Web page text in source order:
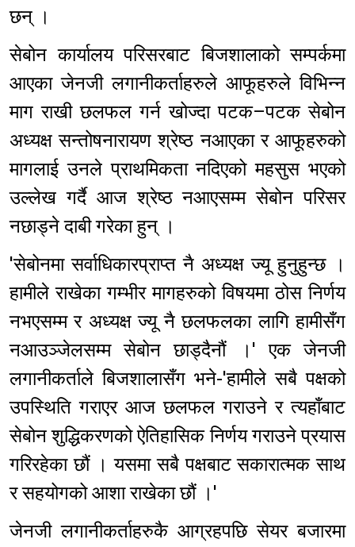
छन् ।
सेबोन कार्यालय परिसरबाट बिजशालाको सम्पर्कमा
आएका जेनजी लगानीकर्ताहरुले आफूहरुले विभिन्न
माग राखी छलफल गर्न खोज्दा पटक–पटक सेबोन
अध्यक्ष सन्तोषनारायण श्रेष्ठ नआएका र आफूहरुको
मागलाई उनले प्राथमिकता नदिएको महसुस भएको
उल्लेख गर्दै आज श्रेष्ठ नआएसम्म सेबोन परिसर
नछाड्ने दाबी गरेका हुन् ।
'सेबोनमा सर्वाधिकारप्राप्त नै अध्यक्ष ज्यू हुनुहुन्छ ।
हामीले राखेका गम्भीर मागहरुको विषयमा ठोस निर्णय
नभएसम्म र अध्यक्ष ज्यू नै छलफलका लागि हामीसँग
नआउञ्जेलसम्म सेबोन छाड्दैनौं ।' एक जेनजी
लगानीकर्ताले बिजशालासँग भने-'हामीले सबै पक्षको
उपस्थिति गराएर आज छलफल गराउने र त्यहाँबाट
सेबोन शुद्धिकरणको ऐतिहासिक निर्णय गराउने प्रयास
गरिरहेका छौं । यसमा सबै पक्षबाट सकारात्मक साथ
र सहयोगको आशा राखेका छौं ।'
जेनजी लगानीकर्ताहरुकै आग्रहपछि सेयर बजारमा